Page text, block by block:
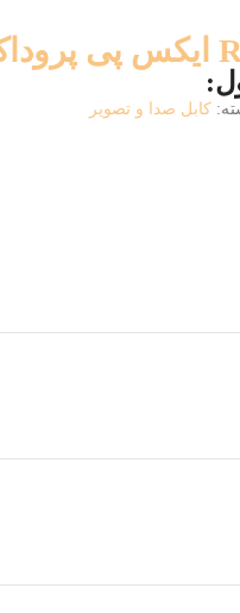
کابل صدا و تصویر